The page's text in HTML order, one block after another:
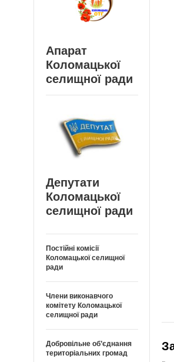
Апарат
Коломацької
селищної ради
Депутати
Коломацької
селищної ради
Постійні комісії
Коломацької селищної
ради
Члени виконавчого
комітету Коломацької
селищної ради
Добровільне об’єднання
територіальних громад